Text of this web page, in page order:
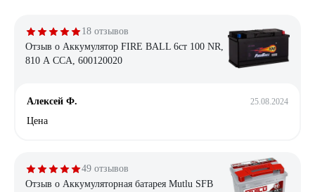
18 отзывов
Отзыв о Аккумулятор FIRE BALL 6ст 100 NR,
810 А CCA, 600120020
Алексей Ф. 25.08.2024
Цена
49 отзывов
Отзыв о Аккумуляторная батарея Mutlu SFB